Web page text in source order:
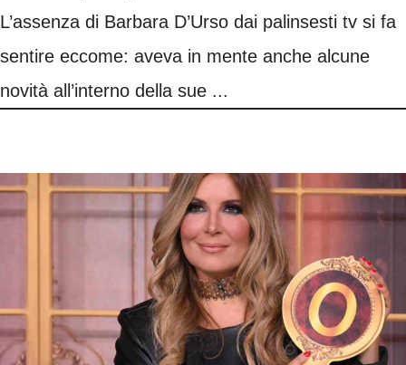
L’assenza di Barbara D’Urso dai palinsesti tv si fa
sentire eccome: aveva in mente anche alcune
novità all’interno della sue ...